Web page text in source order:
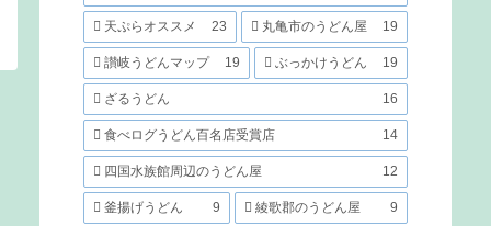
天ぷらオススメ 23 丸亀市のうどん屋 19
讃岐うどんマップ 19 ぶっかけうどん 19
ざるうどん 16
食べログうどん百名店受賞店 14
四国水族館周辺のうどん屋 12
釜揚げうどん 9 綾歌郡のうどん屋 9